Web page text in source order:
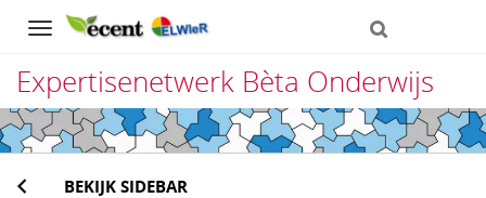
Navigation
Expertisenetwerk Bèta Onderwijs
Direct
naar
BEKIJK SIDEBAR